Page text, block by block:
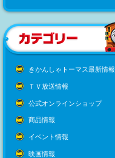
きかんしゃトーマス最新情報
ＴＶ放送情報
公式オンラインショップ
商品情報
イベント情報
映画情報